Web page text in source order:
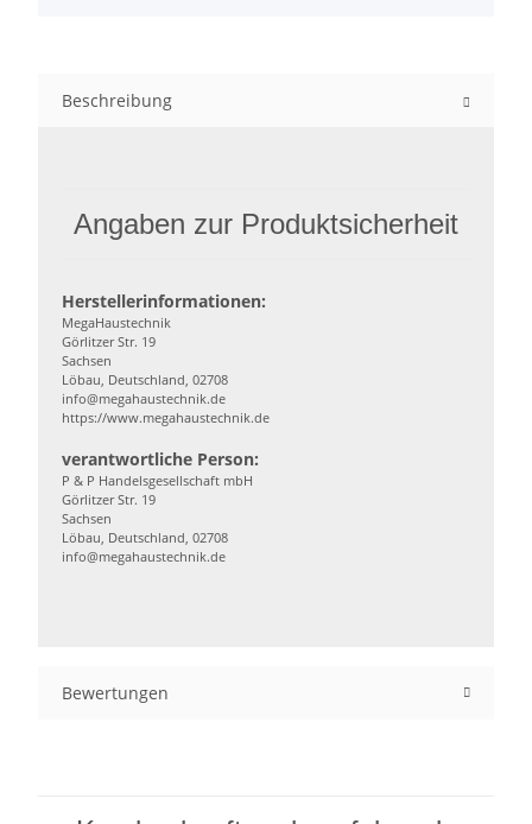
Beschreibung
Angaben zur Produktsicherheit
Herstellerinformationen:
MegaHaustechnik
Görlitzer Str. 19
Sachsen
Löbau, Deutschland, 02708
info@megahaustechnik.de
https://www.megahaustechnik.de
verantwortliche Person:
P & P Handelsgesellschaft mbH
Görlitzer Str. 19
Sachsen
Löbau, Deutschland, 02708
info@megahaustechnik.de
Bewertungen